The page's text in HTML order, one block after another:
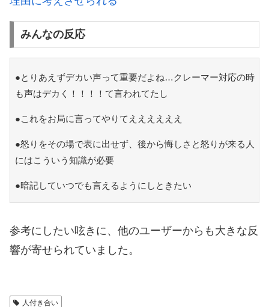
みんなの反応
●とりあえずデカい声って重要だよね…クレーマー対応の時
も声はデカく！！！！て言われてたし
●これをお局に言ってやりてええええええ
●怒りをその場で表に出せず、後から悔しさと怒りが来る人
にはこういう知識が必要
●暗記していつでも言えるようにしときたい
参考にしたい呟きに、他のユーザーからも大きな反
響が寄せられていました。
人付き合い